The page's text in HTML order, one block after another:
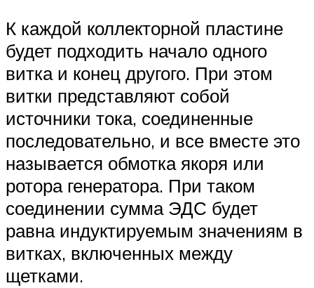
К каждой коллекторной пластине
будет подходить начало одного
витка и конец другого. При этом
витки представляют собой
источники тока, соединенные
последовательно, и все вместе это
называется обмотка якоря или
ротора генератора. При таком
соединении сумма ЭДС будет
равна индуктируемым значениям в
витках, включенных между
щетками.